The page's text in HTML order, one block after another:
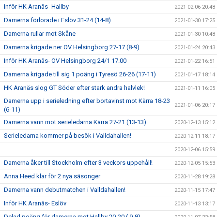
Inför HK Aranäs- Hallby 2021-02-06 20:48
Damerna förlorade i Eslöv 31-24 (14-8) 2021-01-30 17:25
Damerna rullar mot Skåne 2021-01-30 10:48
Damerna krigade ner OV Helsingborg 27-17 (8-9) 2021-01-24 20:43
Inför HK Aranäs- OV Helsingborg 24/1 17.00 2021-01-22 16:51
Damerna krigade till sig 1 poäng i Tyresö 26-26 (17-11) 2021-01-17 18:14
HK Aranäs slog GT Söder efter stark andra halvlek! 2021-01-11 16:05
Damerna upp i serieledning efter bortavinst mot Kärra 18-23
(6-11)
2021-01-06 20:17
Damerna vann mot serieledarna Kärra 27-21 (13-13) 2020-12-13 15:12
Serieledarna kommer på besök i Valldahallen! 2020-12-11 18:17
2020-12-06 15:59
Damerna åker till Stockholm efter 3 veckors uppehåll! 2020-12-05 15:53
Anna Heed klar för 2 nya säsonger 2020-11-28 19:28
Damerna vann debutmatchen i Valldahallen! 2020-11-15 17:47
Inför HK Aranäs- Eslöv 2020-11-13 13:17